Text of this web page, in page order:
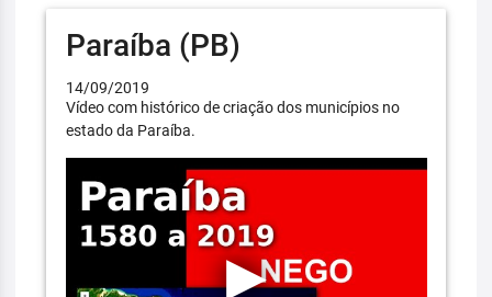
Paraíba (PB)
14/09/2019
Vídeo com histórico de criação dos municípios no
estado da Paraíba.